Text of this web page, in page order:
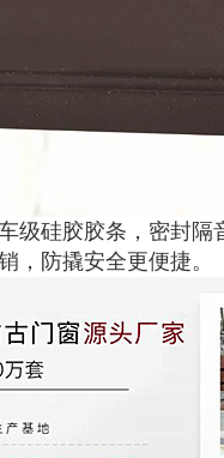
级硅胶胶条，密封隔
，防撬安全更便捷。